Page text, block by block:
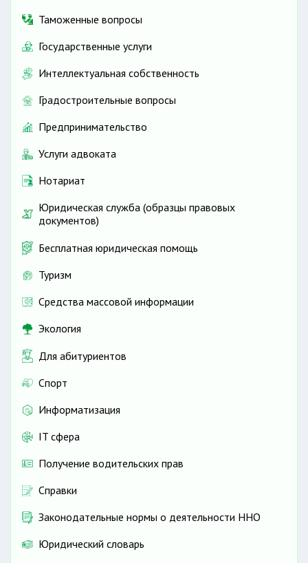
Таможенные вопросы
Государственные услуги
Интеллектуальная собственность
Градостроительные вопросы
Предпринимательство
Услуги адвоката
Нотариат
Юридическая служба (образцы правовых
документов)
Бесплатная юридическая помощь
Туризм
Средства массовой информации
Экология
Для абитуриентов
Спорт
Информатизация
IT сфера
Получение водительских прав
Справки
Законодательные нормы о деятельности ННО
Юридический словарь